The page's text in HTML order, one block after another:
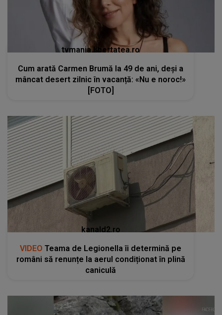
tvmania.libertatea.ro
Cum arată Carmen Brumă la 49 de ani, deși a
mâncat desert zilnic în vacanță: «Nu e noroc!»
[FOTO]
kanald2.ro
VIDEO Teama de Legionella îi determină pe
români să renunțe la aerul condiționat în plină
caniculă